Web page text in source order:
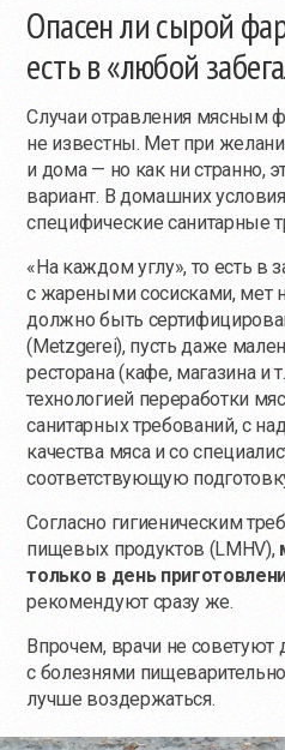
Опасен ли сырой
есть в «любой
Случаи отравления мясным
не известны. Мет при
и дома — но как ни странно,
вариант. В домашних
специфические санитарные
«На каждом углу», то есть в
с жареными сосисками, мет
должно быть
(Metzgerei), пусть даже
ресторана (кафе, магазина и
технологией переработки
санитарных требований, с
качества мяса и со
соответствующую
Согласно гигиеническим
пищевых продуктов (LMHV),
только в день
рекомендуют сразу же.
Впрочем, врачи не
с болезнями
лучше воздержаться.